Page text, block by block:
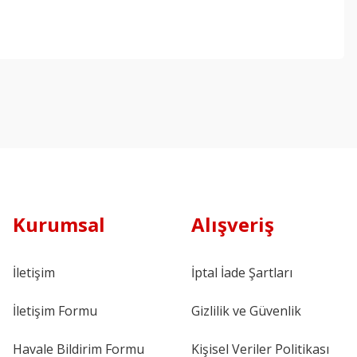
Kurumsal
İletişim
İletişim Formu
Havale Bildirim Formu
Alışveriş
İptal İade Şartları
Gizlilik ve Güvenlik
Kişisel Veriler Politikası